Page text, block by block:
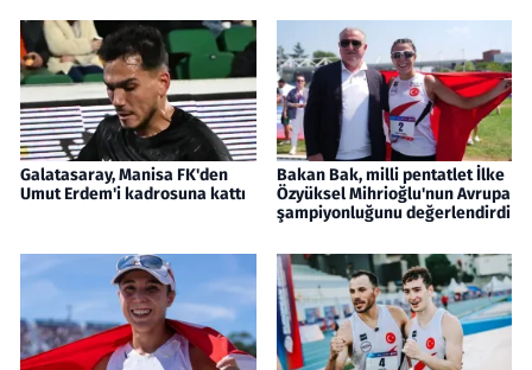
Galatasaray, Manisa FK'den
Umut Erdem'i kadrosuna kattı
Bakan Bak, milli pentatlet İlke
Özyüksel Mihrioğlu'nun Avrupa
şampiyonluğunu değerlendirdi